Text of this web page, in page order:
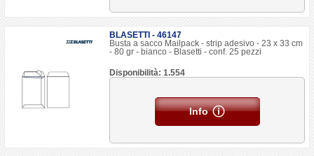
BLASETTI - 46147
Busta a sacco Mailpack - strip adesivo - 23 x 33 cm
- 80 gr - bianco - Blasetti - conf. 25 pezzi
Disponibilità: 1.554
Info